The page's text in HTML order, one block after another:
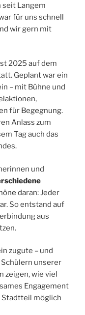
seit Langem
für uns schnell
wir gern mit
2025 auf dem
Geplant war ein
– mit Bühne und
für Begegnung.
Anlass zum
Tag auch das
und
daran: Jeder
So entstand auf
aus
zugute – und
unserer
zeigen, wie viel
Engagement
Stadtteil möglich